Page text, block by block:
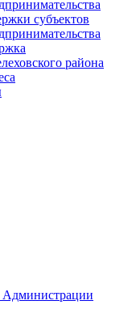
субъектов
района
Администрации